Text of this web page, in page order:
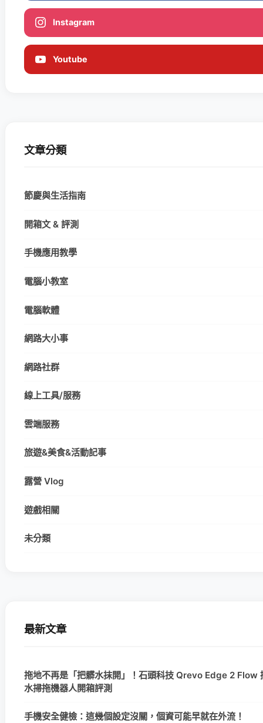
Instagram
Youtube
文章分類
節慶與生活指南
開箱文 & 評測
手機應用教學
電腦小教室
電腦軟體
網路大小事
網路社群
線上工具/服務
雲端服務
旅遊&美食&活動記事
露營 Vlog
遊戲相關
未分類
最新文章
拖地不再是「把髒水抹開」！石頭科技 Qrevo Edge 2 Flow
水掃拖機器人開箱評測
手機安全健檢：這幾個設定沒關，個資可能早就在外流！